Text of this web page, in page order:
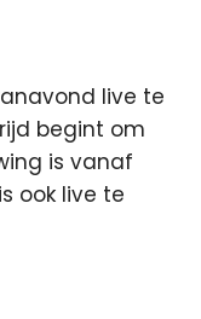
live te
begint om
is vanaf
ook live te